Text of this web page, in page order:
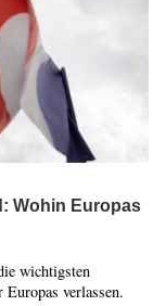
Wohin Europas
wichtigsten
verlassen.